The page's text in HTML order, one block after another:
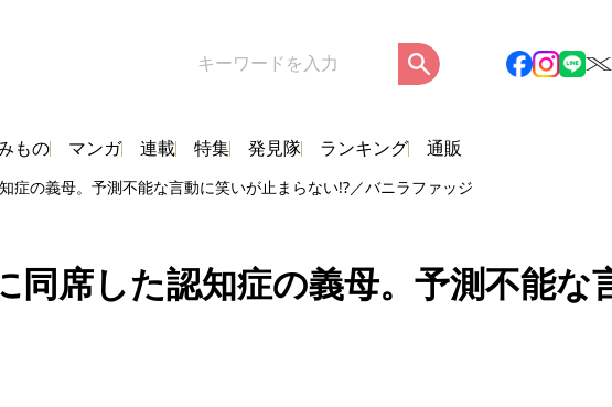
もの マンガ 連載 特集 発見隊 ランキング 通販
症の義母。予測不能な言動に笑いが止まらない!?／バニラファッジ
同席した認知症の義母。予測不能